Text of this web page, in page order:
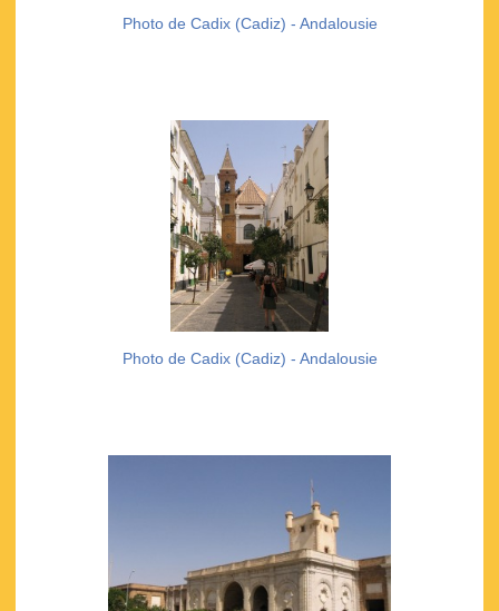
Photo de Cadix (Cadiz) - Andalousie
Photo de Cadix (Cadiz) - Andalousie